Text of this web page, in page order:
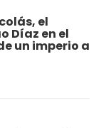
el
Díaz en el
un imperio a